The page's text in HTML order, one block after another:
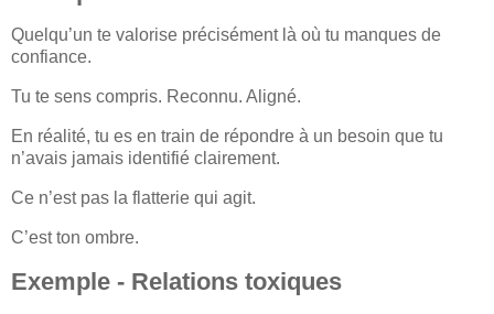
Quelqu’un te valorise précisément là où tu manques de
confiance.
Tu te sens compris. Reconnu. Aligné.
En réalité, tu es en train de répondre à un besoin que tu
n’avais jamais identifié clairement.
Ce n’est pas la flatterie qui agit.
C’est ton ombre.
Exemple - Relations toxiques